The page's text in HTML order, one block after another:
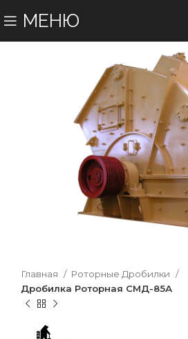
МЕНЮ
Главная
Роторные Дробилки
Дробилка Роторная СМД-85А